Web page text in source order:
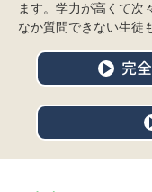
ます。学力が高くて次
なか質問できない生徒
完